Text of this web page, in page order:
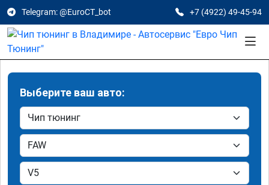
Telegram: @EuroCT_bot +7 (4922) 49-45-94
Выберите ваш авто: